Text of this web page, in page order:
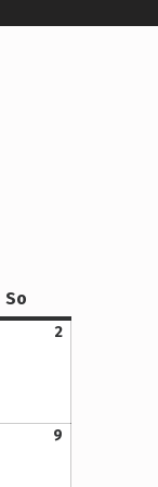
So
2
2. August 2026
9
9. August 2026